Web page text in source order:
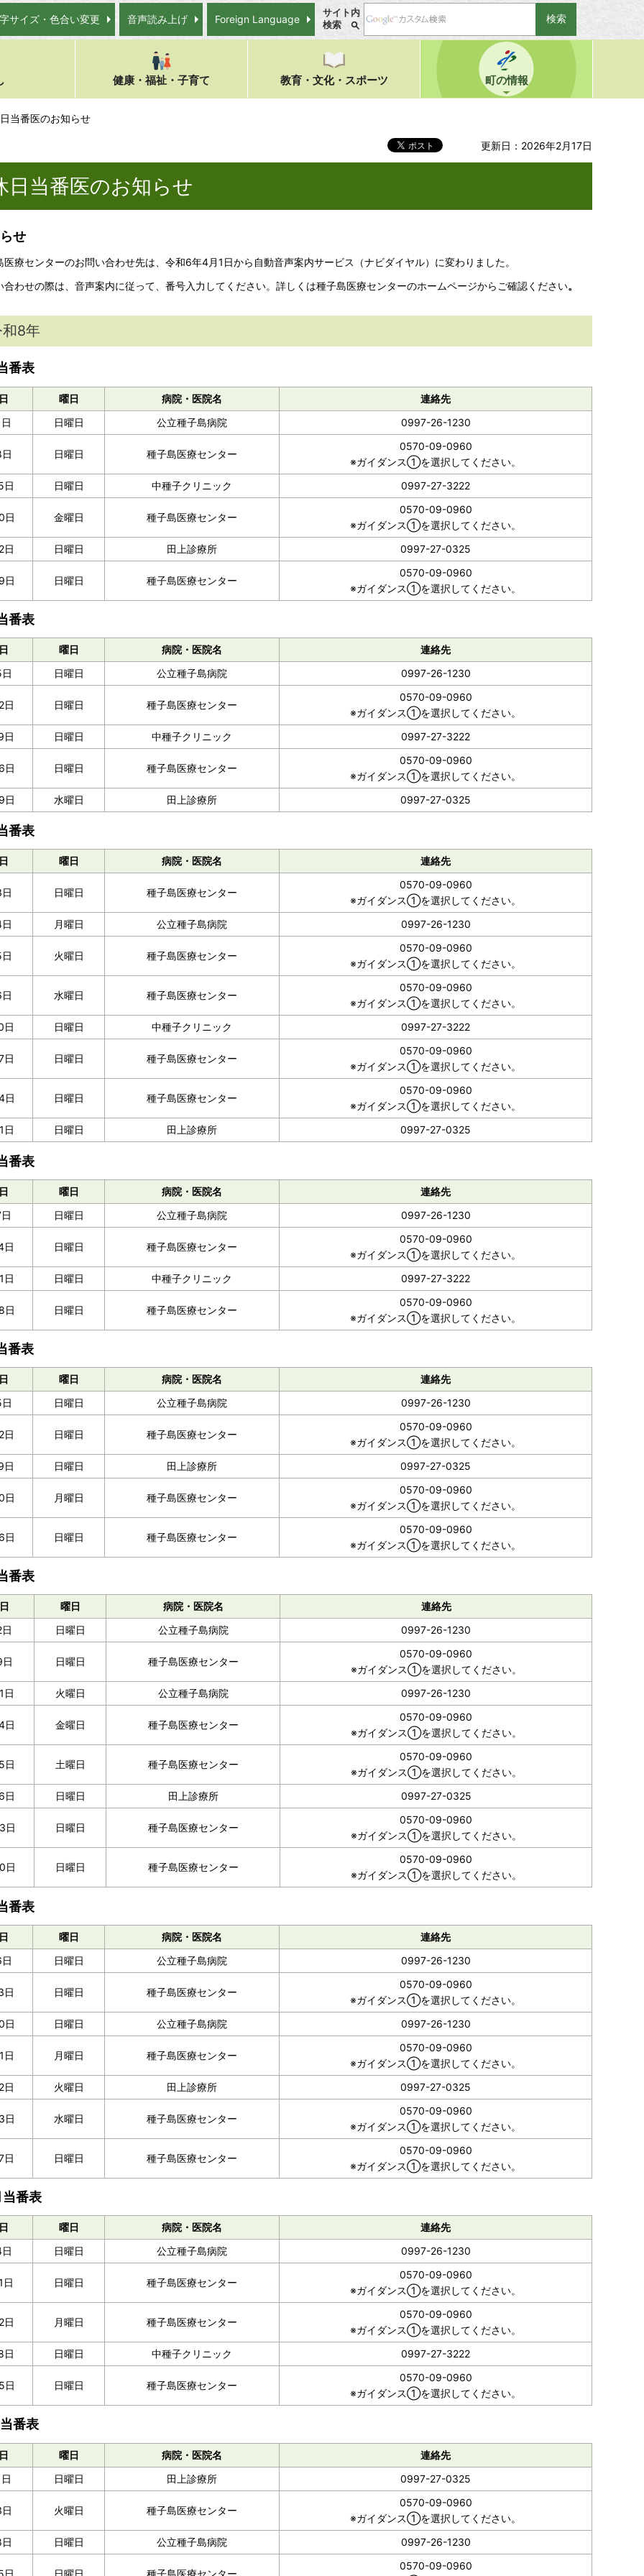
サイズ・色合い変更 音声読み上げ Foreign Language
サイト内
検索
健康・福祉・子育て 教育・文化・スポーツ 町の情報
当番医のお知らせ
更新日：2026年2月17日
日当番医のお知らせ
せ
医療センターのお問い合わせ先は、令和6年4月1日から自動音声案内サービス（ナビダイヤル）に変わりました。
合わせの際は、音声案内に従って、番号入力してください。詳しくは種子島医療センターのホームページからご確認ください。
8年
番表
曜日 病院・医院名
連絡先
日曜日 公立種子島病院 0997-26-1230
日曜日 種子島医療センター
0570-09-0960
※ガイダンス①を選択してください。
日
日曜日 中種子クリニック 0997-27-3222
日 金曜日 種子島医療センター
0570-09-0960
※ガイダンス①を選択してください。
日
日曜日 田上診療所 0997-27-0325
日 日曜日 種子島医療センター
0570-09-0960
※ガイダンス①を選択してください。
番表
曜日 病院・医院名
連絡先
日曜日 公立種子島病院 0997-26-1230
日 日曜日 種子島医療センター
0570-09-0960
※ガイダンス①を選択してください。
日
日曜日 中種子クリニック 0997-27-3222
日 日曜日 種子島医療センター
0570-09-0960
※ガイダンス①を選択してください。
日
水曜日 田上診療所 0997-27-0325
番表
曜日 病院・医院名 連絡先
日曜日 種子島医療センター
0570-09-0960
※ガイダンス①を選択してください。
月曜日 公立種子島病院 0997-26-1230
火曜日 種子島医療センター
0570-09-0960
※ガイダンス①を選択してください。
水曜日 種子島医療センター
0570-09-0960
※ガイダンス①を選択してください。
日
日曜日 中種子クリニック 0997-27-3222
日 日曜日 種子島医療センター
0570-09-0960
※ガイダンス①を選択してください。
日 日曜日 種子島医療センター
0570-09-0960
※ガイダンス①を選択してください。
日
日曜日 田上診療所 0997-27-0325
番表
曜日 病院・医院名
連絡先
日曜日 公立種子島病院 0997-26-1230
日 日曜日 種子島医療センター
0570-09-0960
※ガイダンス①を選択してください。
日
日曜日 中種子クリニック 0997-27-3222
日 日曜日 種子島医療センター
0570-09-0960
※ガイダンス①を選択してください。
番表
曜日 病院・医院名
連絡先
日曜日 公立種子島病院 0997-26-1230
日 日曜日 種子島医療センター
0570-09-0960
※ガイダンス①を選択してください。
日
日曜日 田上診療所 0997-27-0325
日 月曜日 種子島医療センター
0570-09-0960
※ガイダンス①を選択してください。
日 日曜日 種子島医療センター
0570-09-0960
※ガイダンス①を選択してください。
番表
日 曜日 病院・医院名
連絡先
日曜日 公立種子島病院 0997-26-1230
日曜日 種子島医療センター
0570-09-0960
※ガイダンス①を選択してください。
日
火曜日 公立種子島病院 0997-26-1230
日 金曜日 種子島医療センター
0570-09-0960
※ガイダンス①を選択してください。
日 土曜日 種子島医療センター
0570-09-0960
※ガイダンス①を選択してください。
日
日曜日 田上診療所 0997-27-0325
日 日曜日 種子島医療センター
0570-09-0960
※ガイダンス①を選択してください。
日 日曜日 種子島医療センター
0570-09-0960
※ガイダンス①を選択してください。
番表
曜日 病院・医院名
連絡先
日曜日 公立種子島病院 0997-26-1230
日 日曜日 種子島医療センター
0570-09-0960
※ガイダンス①を選択してください。
日
日曜日 公立種子島病院 0997-26-1230
日 月曜日 種子島医療センター
0570-09-0960
※ガイダンス①を選択してください。
日
火曜日 田上診療所 0997-27-0325
日 水曜日 種子島医療センター
0570-09-0960
※ガイダンス①を選択してください。
日 日曜日 種子島医療センター
0570-09-0960
※ガイダンス①を選択してください。
番表
曜日 病院・医院名
連絡先
日曜日 公立種子島病院 0997-26-1230
日 日曜日 種子島医療センター
0570-09-0960
※ガイダンス①を選択してください。
日 月曜日 種子島医療センター
0570-09-0960
※ガイダンス①を選択してください。
日
日曜日 中種子クリニック 0997-27-3222
日 日曜日 種子島医療センター
0570-09-0960
※ガイダンス①を選択してください。
番表
曜日 病院・医院名
連絡先
日曜日 田上診療所 0997-27-0325
火曜日 種子島医療センター
0570-09-0960
※ガイダンス①を選択してください。
日曜日 公立種子島病院 0997-26-1230
日 日曜日 種子島医療センター
0570-09-0960